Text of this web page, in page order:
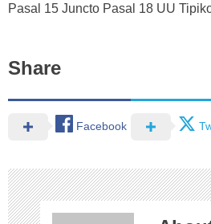
Pasal 15 Juncto Pasal 18 UU
Share
Facebook